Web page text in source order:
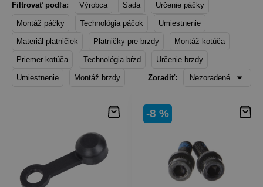
Filtrovať podľa: Výrobca Sada Určenie páčky
Montáž páčky Technológia páčok Umiestnenie
Materiál platničiek Platničky pre brzdy Montáž kotúča
Priemer kotúča Technológia bŕzd Určenie brzdy
Umiestnenie Montáž brzdy Zoradiť: Nezoradené
-8 %